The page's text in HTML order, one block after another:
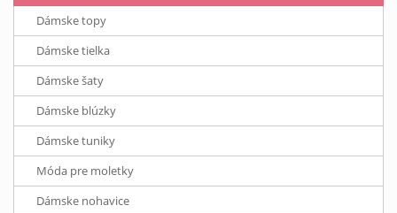
Dámske topy
Dámske tielka
Dámske šaty
Dámske blúzky
Dámske tuniky
Móda pre moletky
Dámske nohavice